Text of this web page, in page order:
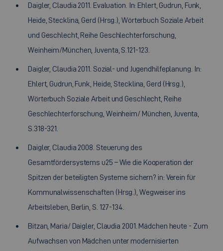
Daigler, Claudia 2011. Evaluation. In: Ehlert, Gudrun, Funk,
Heide, Stecklina, Gerd (Hrsg.), Wörterbuch Soziale Arbeit
und Geschlecht, Reihe Geschlechterforschung,
Weinheim/München, Juventa, S.121-123.
Daigler, Claudia 2011. Sozial- und Jugendhilfeplanung. In:
Ehlert, Gudrun, Funk, Heide, Stecklina, Gerd (Hrsg.),
Wörterbuch Soziale Arbeit und Geschlecht, Reihe
Geschlechterforschung, Weinheim/ München, Juventa,
S.318-321.
Daigler, Claudia 2008. Steuerung des
Gesamtfördersystems u25 – Wie die Kooperation der
Spitzen der beteiligten Systeme sichern? in: Verein für
Kommunalwissenschaften (Hrsg.), Wegweiser ins
Arbeitsleben, Berlin, S. 127-134.
Bitzan, Maria/ Daigler, Claudia 2001. Mädchen heute - Zum
Aufwachsen von Mädchen unter modernisierten